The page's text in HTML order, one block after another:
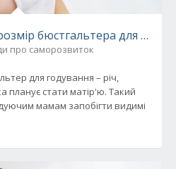
бюстгальтера для
про саморозвиток
для годування – річ,
планує стати матір'ю. Такий
мамам запобігти видимі